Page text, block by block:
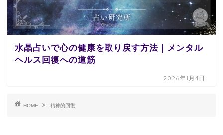
水晶占いで心の健康を取り戻す方法｜メンタル
ヘルス回復への道筋
2026年1月4日
HOME 精神的回復